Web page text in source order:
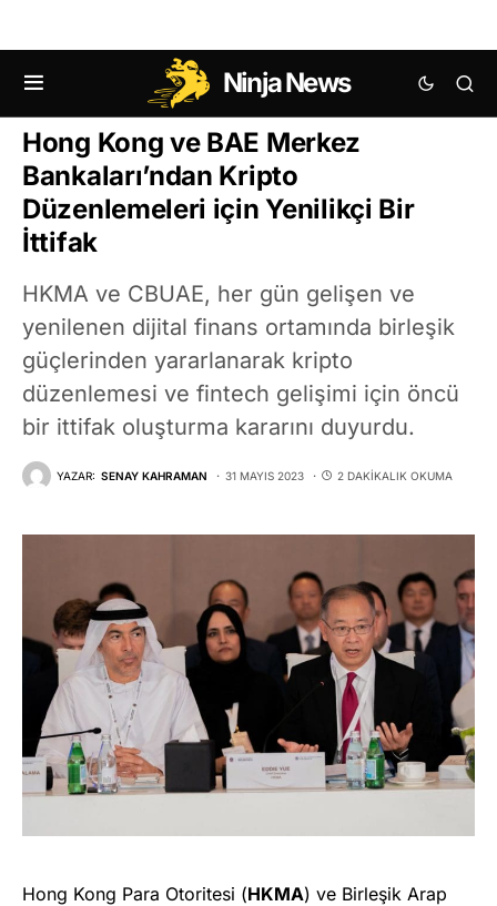
Ninja News
KRIPTO HABERLERI
Hong Kong ve BAE Merkez
Bankaları’ndan Kripto
Düzenlemeleri için Yenilikçi Bir
İttifak
HKMA ve CBUAE, her gün gelişen ve
yenilenen dijital finans ortamında birleşik
güçlerinden yararlanarak kripto
düzenlemesi ve fintech gelişimi için öncü
bir ittifak oluşturma kararını duyurdu.
YAZAR: SENAY KAHRAMAN 31 MAYIS 2023 2 DAKIKALIK OKUMA
Hong Kong Para Otoritesi (HKMA) ve Birleşik Arap